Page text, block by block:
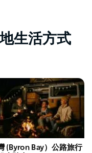
生活方式
(Byron Bay）公路旅行